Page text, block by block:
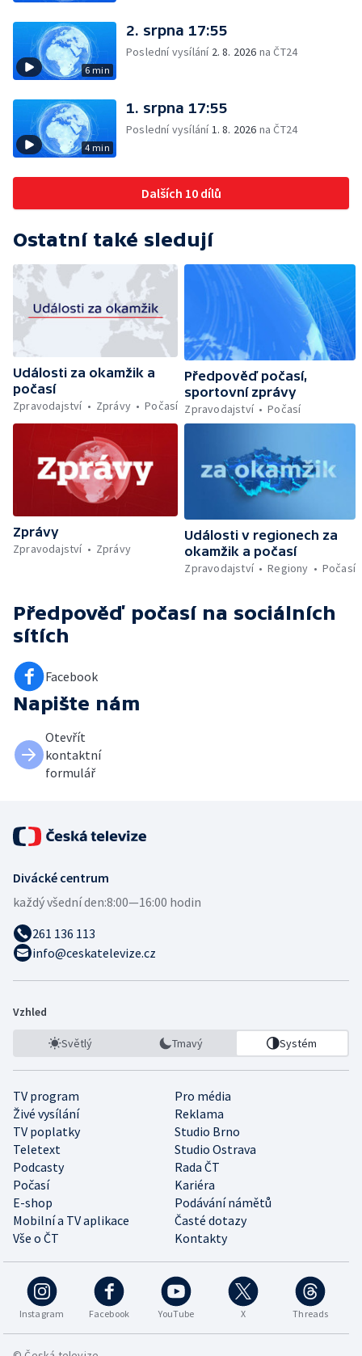
6 min
2. srpna 17:55
Poslední vysílání 2. 8. 2026 na ČT24
4 min
1. srpna 17:55
Poslední vysílání1. 8. 2026 na ČT24
Dalších 10 dílů
Ostatní také sledují
Události za okamžik a
počasí
Zpravodajství
Zprávy Počasí
Předpověď počasí,
sportovní zprávy
Zpravodajství
Počasí
Zprávy
Zpravodajství
Zprávy
Události v regionech za
okamžik a počasí
Zpravodajství
Regiony Počasí
Předpověď počasí na sociálních
sítích
Facebook
Napište nám
Otevřít
kontaktní
formulář
Divácké centrum
každý všední den:8:00—16:00 hodin
261 136 113
info@ceskatelevize.cz
Vzhled
Světlý Tmavý Systém
TV program
Pro média
Živé vysílání
Reklama
TV poplatky
Studio Brno
Teletext
Studio Ostrava
Podcasty
Rada ČT
Počasí
Kariéra
E-shop
Podávání námětů
Mobilní a TV aplikace
Časté dotazy
Vše o ČT
Kontakty
Instagram Facebook YouTube X Threads